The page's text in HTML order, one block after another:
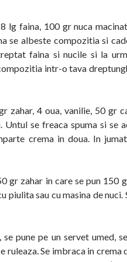
lg faina, 100 gr nuca
se albeste compozitia si
faina si nucile si la
intr-o tava
zahar, 4 oua, vanilie, 50 gr
Untul se freaca spuma si se
crema in doua. In
gr zahar in care se pun 150
piulita sau cu masina de nuci.
pune pe un servet umed,
ruleaza. Se imbraca in crema